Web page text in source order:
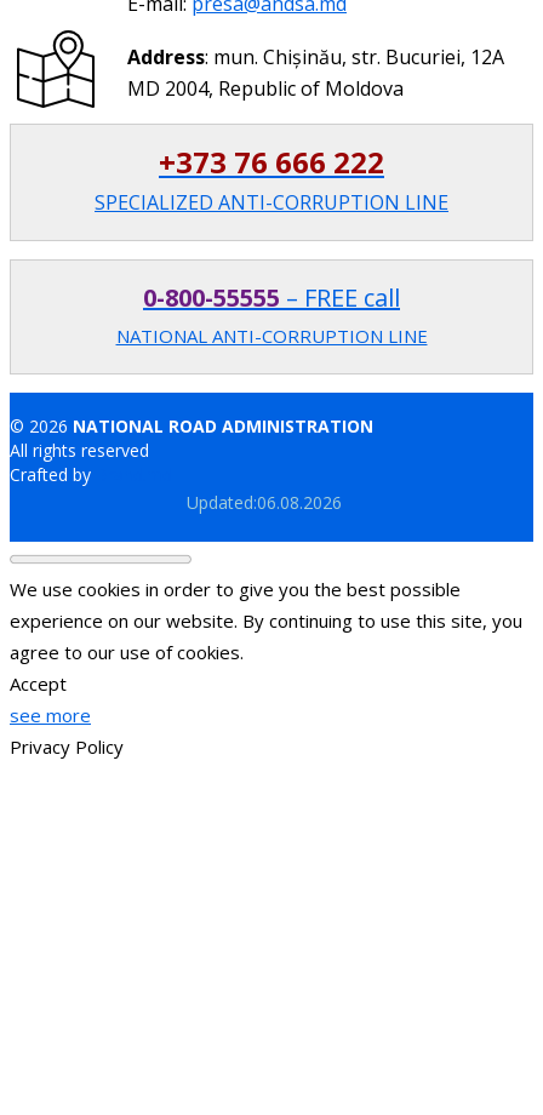
Address: mun. Chișinău, str. Bucuriei, 12A
MD 2004, Republic of Moldova
+373 76 666 222
SPECIALIZED ANTI-CORRUPTION LINE
0-800-55555 – FREE call
NATIONAL ANTI-CORRUPTION LINE
© 2026 NATIONAL ROAD ADMINISTRATION
All rights reserved
Crafted by
Updated:06.08.2026
We use cookies in order to give you the best possible
experience on our website. By continuing to use this site, you
agree to our use of cookies.
Accept
see more
Privacy Policy